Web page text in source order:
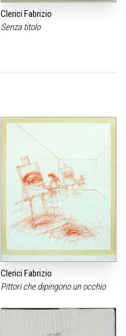
Clerici Fabrizio
Senza titolo
Clerici Fabrizio
Pittori che dipingono un occhio